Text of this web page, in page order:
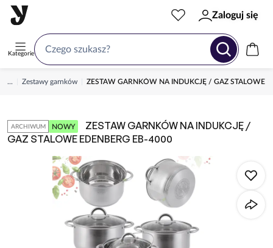
Kategorie
Zaloguj się
... Zestawy garnków ZESTAW GARNKÓW NA INDUKCJĘ / GAZ STALOWE
ARCHIWUM NOWY
ZESTAW GARNKÓW NA INDUKCJĘ /
GAZ STALOWE EDENBERG EB-4000